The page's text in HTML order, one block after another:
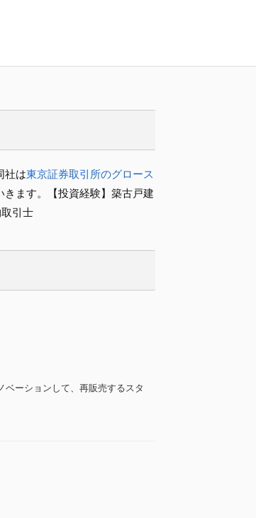
社は東京証券取引所のグロース
ます。【投資経験】築古戸建
引士
ーションして、再販売するスタ